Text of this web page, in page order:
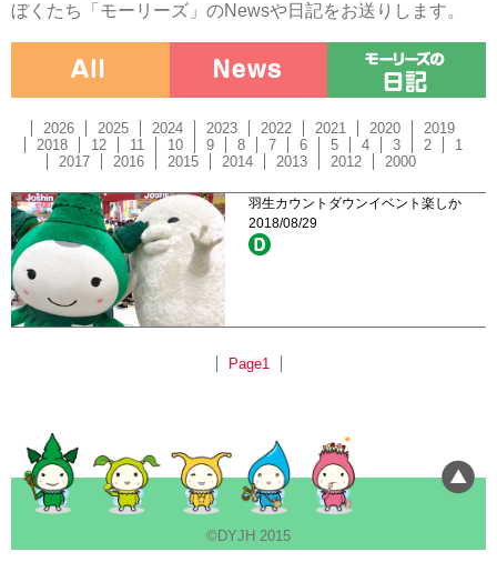
ぼくたち「モーリーズ」のNewsや日記をお送りします。
2026 2025 2024 2023 2022 2021 2020
2019
2018
12 11 10 9 8 7 6 5 4 3 2
1
2017
2016 2015 2014 2013 2012 2000
羽生カウントダウンイベント楽しか
2018/08/29
Page1
©DYJH 2015